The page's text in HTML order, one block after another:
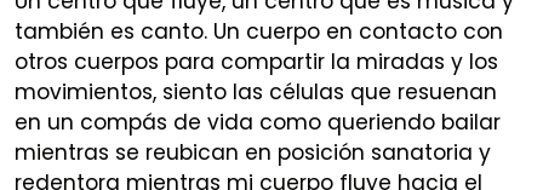
también es canto. Un cuerpo en contacto con
otros cuerpos para compartir la miradas y los
movimientos, siento las células que resuenan
en un compás de vida como queriendo bailar
mientras se reubican en posición sanatoria y
redentora mientras mi cuerpo fluye hacia el